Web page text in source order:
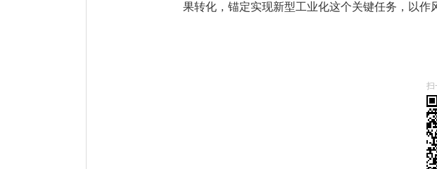
果转化，锚定实现新型工业化这个关键任务，以作
扫